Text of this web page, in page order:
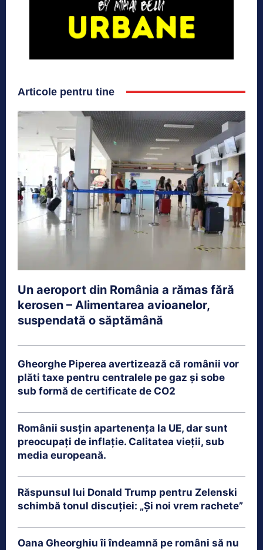
Articole pentru tine
Un aeroport din România a rămas fără
kerosen – Alimentarea avioanelor,
suspendată o săptămână
Gheorghe Piperea avertizează că românii vor
plăti taxe pentru centralele pe gaz și sobe
sub formă de certificate de CO2
Românii susțin apartenența la UE, dar sunt
preocupați de inflație. Calitatea vieții, sub
media europeană.
Răspunsul lui Donald Trump pentru Zelenski
schimbă tonul discuției: „Și noi vrem rachete”
Oana Gheorghiu îi îndeamnă pe români să nu